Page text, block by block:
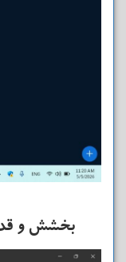
بخشش و